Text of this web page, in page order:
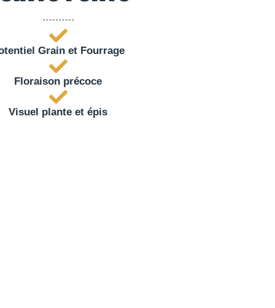
Grain et Fourrage
Floraison précoce
Visuel plante et épis